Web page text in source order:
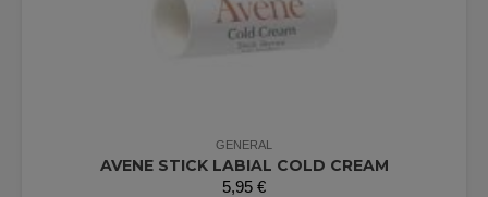
GENERAL
AVENE STICK LABIAL COLD CREAM
5,95 €